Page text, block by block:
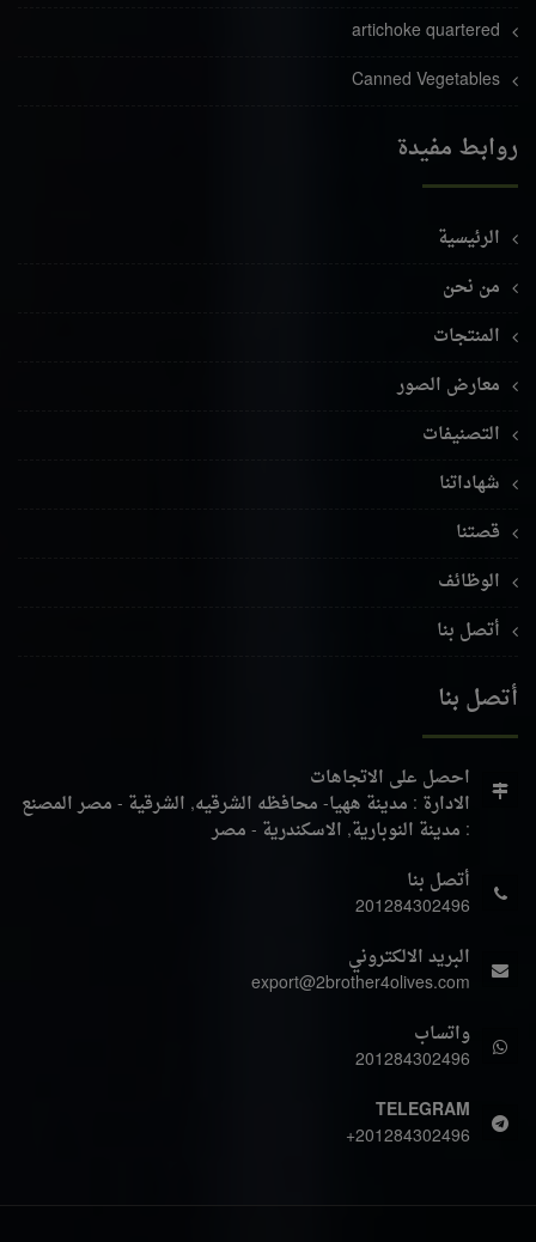
artichoke quartered
Canned Vegetables
روابط مفيدة
الرئيسية
من نحن
المنتجات
معارض الصور
التصنيفات
شهاداتنا
قصتنا
الوظائف
أتصل بنا
أتصل بنا
احصل على الاتجاهات
الادارة : مدينة ههيا- محافظه الشرقيه, الشرقية - مصرالمصنع
: مدينة النوبارية, الاسكندرية - مصر
أتصل بنا
201284302496
البريد الالكتروني
export@2brother4olives.com
واتساب
201284302496
TELEGRAM
+201284302496